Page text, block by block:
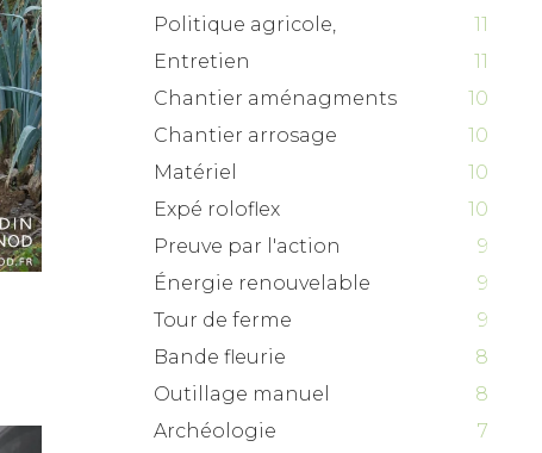
Politique agricole,
11
Entretien
11
Chantier aménagments
10
Chantier arrosage
10
Matériel
10
Expé roloflex
10
Preuve par l'action
9
Énergie renouvelable
9
Tour de ferme
9
Bande fleurie
8
Outillage manuel
8
Archéologie
7